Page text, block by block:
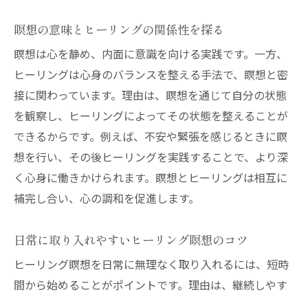
ヒーリングを意識した座り方の選び方
短時間ヒーリング瞑想がもたらす効果
ヒーリング瞑想を1分で体感できる効果とは
短時間でも実感できるヒーリングの魅力
毎日続けやすいヒーリング瞑想の利点
瞬間的なヒーリングで心身をリフレッシュ
ヒーリングで集中力を高める簡単な方法
短時間瞑想とヒーリングの相乗効果
ヒーリング視点で比較する瞑想法の違い
ヴィパッサナー瞑想の特徴とヒーリング効
果
瞑想の意味とヒーリングの関係性を探る
瞑想は心を静め、内面に意識を向ける実践です。一方、
ヒーリングは心身のバランスを整える手法で、瞑想と密
接に関わっています。理由は、瞑想を通じて自分の状態
を観察し、ヒーリングによってその状態を整えることが
できるからです。例えば、不安や緊張を感じるときに瞑
想を行い、その後ヒーリングを実践することで、より深
く心身に働きかけられます。瞑想とヒーリングは相互に
補完し合い、心の調和を促進します。
日常に取り入れやすいヒーリング瞑想のコツ
ヒーリング瞑想を日常に無理なく取り入れるには、短時
間から始めることがポイントです。理由は、継続しやす